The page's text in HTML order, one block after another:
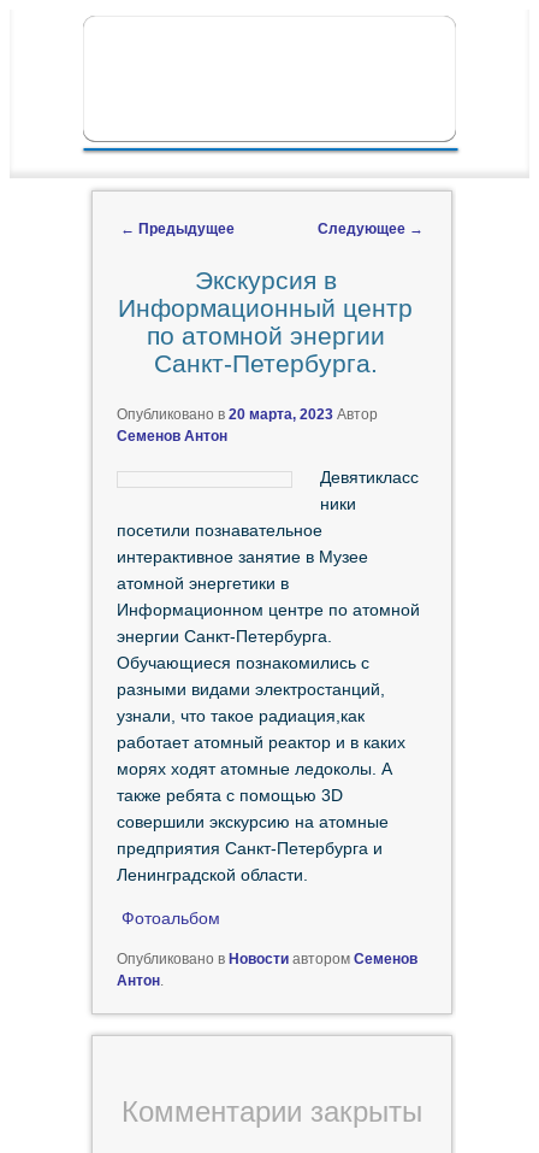
ГЛАВНОЕ МЕНЮ
← Предыдущее Следующее →
Экскурсия в
Информационный центр
по атомной энергии
Санкт-Петербурга.
Опубликовано в 20 марта, 2023 Автор
Семенов Антон
Девятикласс
ники
посетили познавательное
интерактивное занятие в Музее
атомной энергетики в
Информационном центре по атомной
энергии Санкт-Петербурга.
Обучающиеся познакомились с
разными видами электростанций,
узнали, что такое радиация,как
работает атомный реактор и в каких
морях ходят атомные ледоколы. А
также ребята с помощью 3D
совершили экскурсию на атомные
предприятия Санкт-Петербурга и
Ленинградской области.
Фотоальбом
Опубликовано в Новостиавтором Семенов
Антон.
Комментарии закрыты